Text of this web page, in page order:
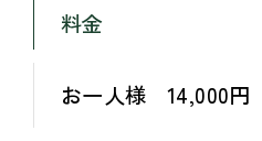
料金
お一人様 14,000円